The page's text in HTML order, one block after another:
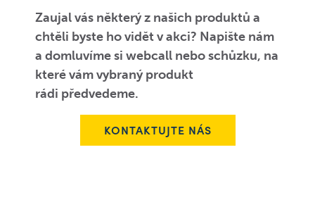
Zaujal vás některý z našich produktů a
chtěli byste ho vidět v akci? Napište nám
a domluvíme si webcall nebo schůzku, na
které vám vybraný produkt
rádi předvedeme.
KONTAKTUJTE NÁS